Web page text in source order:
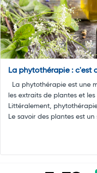
La phytothérapie : c'est
La phytothérapie est une
les extraits de plantes et
Littéralement,
Le savoir des plantes est un